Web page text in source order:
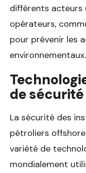
différents acteurs
opérateurs,
pour prévenir les
environnementaux.
de sécurité
La sécurité des
pétroliers
variété de
mondialement